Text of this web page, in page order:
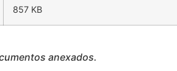
857 KB
anexados.